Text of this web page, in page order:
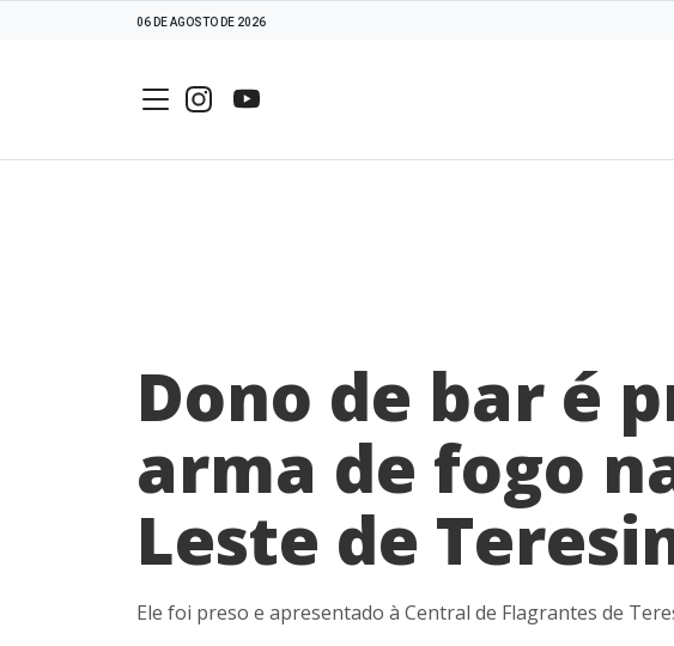
06 DE AGOSTO DE 2026
Dono de bar é
arma de fogo
Leste de
Ele foi preso e apresentado à Central de Flagrantes de